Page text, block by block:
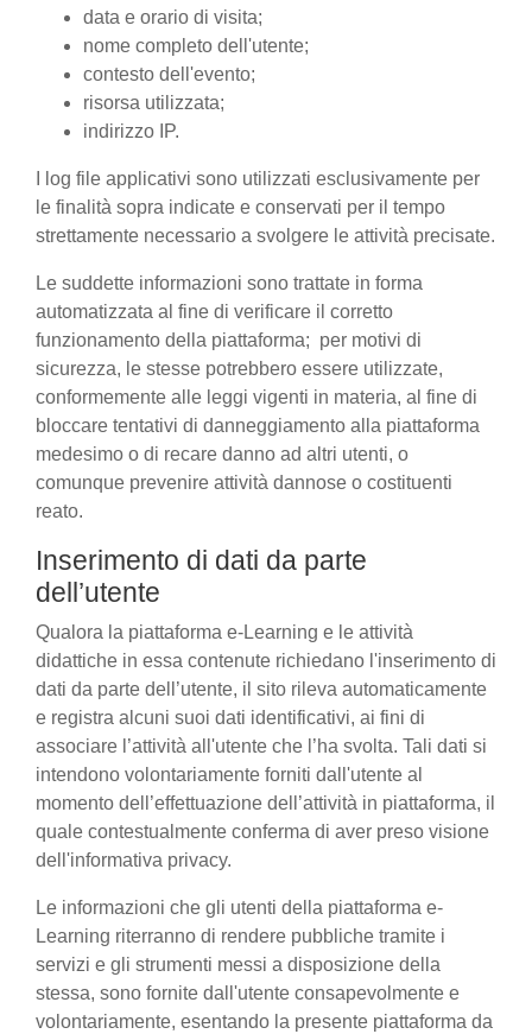
data e orario di visita;
nome completo dell'utente;
contesto dell'evento;
risorsa utilizzata;
indirizzo IP.
I log file applicativi sono utilizzati esclusivamente per
le finalità sopra indicate e conservati per il tempo
strettamente necessario a svolgere le attività precisate.
Le suddette informazioni sono trattate in forma
automatizzata al fine di verificare il corretto
funzionamento della piattaforma; per motivi di
sicurezza, le stesse potrebbero essere utilizzate,
conformemente alle leggi vigenti in materia, al fine di
bloccare tentativi di danneggiamento alla piattaforma
medesimo o di recare danno ad altri utenti, o
comunque prevenire attività dannose o costituenti
reato.
Inserimento di dati da parte
dell’utente
Qualora la piattaforma e-Learning e le attività
didattiche in essa contenute richiedano l'inserimento di
dati da parte dell’utente, il sito rileva automaticamente
e registra alcuni suoi dati identificativi, ai fini di
associare l’attività all'utente che l’ha svolta. Tali dati si
intendono volontariamente forniti dall'utente al
momento dell’effettuazione dell’attività in piattaforma, il
quale contestualmente conferma di aver preso visione
dell'informativa privacy.
Le informazioni che gli utenti della piattaforma e-
Learning riterranno di rendere pubbliche tramite i
servizi e gli strumenti messi a disposizione della
stessa, sono fornite dall'utente consapevolmente e
volontariamente, esentando la presente piattaforma da